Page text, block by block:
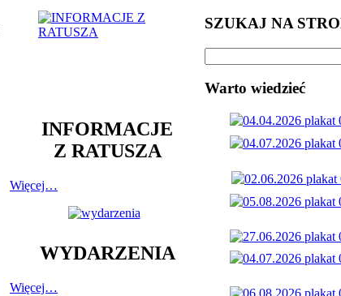
INFORMACJE
Z RATUSZA
Więcej…
WYDARZENIA
Więcej…
SZUKAJ NA
Warto wiedzieć